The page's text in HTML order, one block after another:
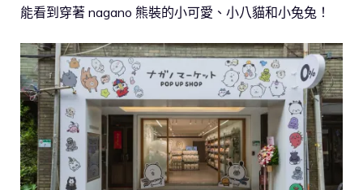
能看到穿著 nagano 熊裝的小可愛、小八貓和小兔兔！